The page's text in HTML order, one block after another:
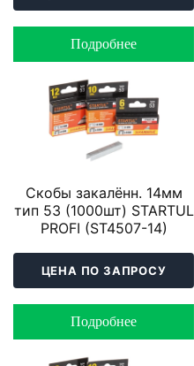
Подробнее
Скобы закалённ. 14мм
тип 53 (1000шт) STARTUL
PROFI (ST4507-14)
ЦЕНА ПО ЗАПРОСУ
Подробнее